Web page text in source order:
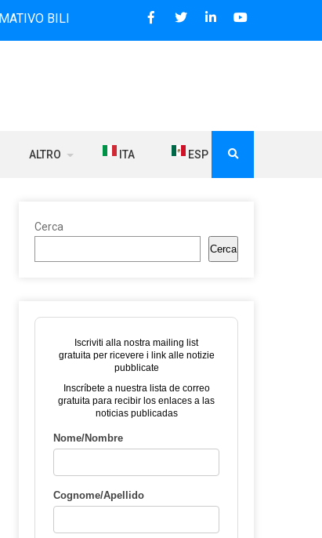
BILINGUE CHE DAL 2006 DIFFONDE NOTIZIE SUI
ALTRO ITA ESP
Cerca
Cerca
Iscriviti alla nostra mailing list
gratuita per ricevere i link alle notizie
pubblicate
Inscríbete a nuestra lista de correo
gratuita para recibir los enlaces a las
noticias publicadas
Nome/Nombre
Cognome/Apellido